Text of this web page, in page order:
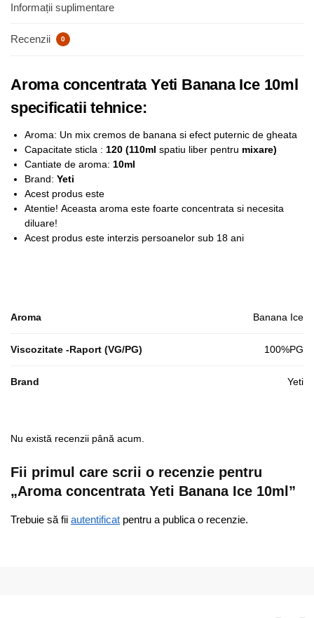
Informații suplimentare
Recenzii 0
Aroma concentrata Yeti Banana Ice 10ml
specificatii tehnice:
Aroma: Un mix cremos de banana si efect puternic de gheata
Capacitate sticla : 120 (110ml spatiu liber pentru mixare)
Cantiate de aroma: 10ml
Brand: Yeti
Acest produs este
Atentie! Aceasta aroma este foarte concentrata si necesita
diluare!
Acest produs este interzis persoanelor sub 18 ani
Aroma Banana Ice
Viscozitate -Raport (VG/PG) 100%PG
Brand Yeti
Nu există recenzii până acum.
Fii primul care scrii o recenzie pentru
„Aroma concentrata Yeti Banana Ice 10ml”
Trebuie să fii autentificat pentru a publica o recenzie.